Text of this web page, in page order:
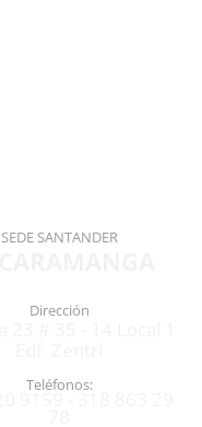
SEDE SANTANDER
Dirección
Teléfonos: